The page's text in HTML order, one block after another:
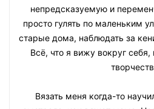
непредсказуемую и
просто гулять по маленьким
старые дома, наблюдать за
Всё, что я вижу вокруг
Вязать меня когда-то